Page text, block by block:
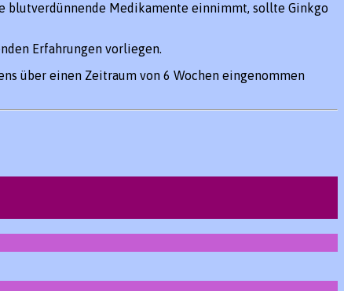
blutverdünnende Medikamente einnimmt, sollte Ginkgo
Erfahrungen vorliegen.
über einen Zeitraum von 6 Wochen eingenommen